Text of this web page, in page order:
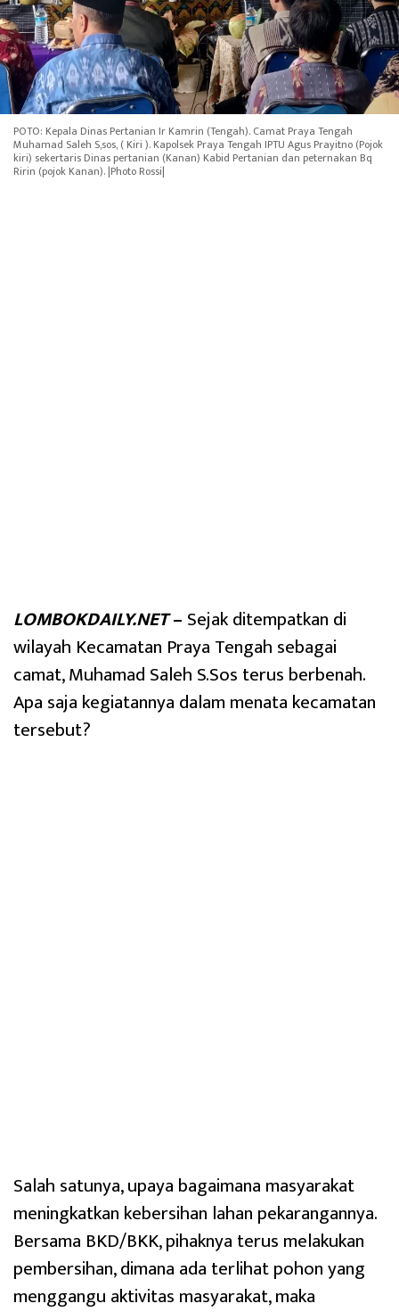
POTO: Kepala Dinas Pertanian Ir Kamrin (Tengah). Camat Praya Tengah
Muhamad Saleh S,sos, ( Kiri ). Kapolsek Praya Tengah IPTU Agus Prayitno (Pojok
kiri) sekertaris Dinas pertanian (Kanan) Kabid Pertanian dan peternakan Bq
Ririn (pojok Kanan). |Photo Rossi|
LOMBOKDAILY.NET– Sejak ditempatkan di
wilayah Kecamatan Praya Tengah sebagai
camat, Muhamad Saleh S.Sos terus berbenah.
Apa saja kegiatannya dalam menata kecamatan
tersebut?
Salah satunya, upaya bagaimana masyarakat
meningkatkan kebersihan lahan pekarangannya.
Bersama BKD/BKK, pihaknya terus melakukan
pembersihan, dimana ada terlihat pohon yang
menggangu aktivitas masyarakat, maka